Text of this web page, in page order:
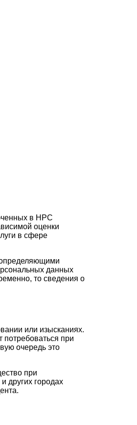
в НРС
оценки
в сфере
данных
то сведения о
или изысканиях.
при
очередь это
при
других городах